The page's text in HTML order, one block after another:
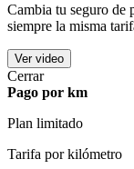
Cambia tu seguro de
siempre la misma
Ver video
Cerrar
Pago por km
Plan limitado
Tarifa por kilómetro